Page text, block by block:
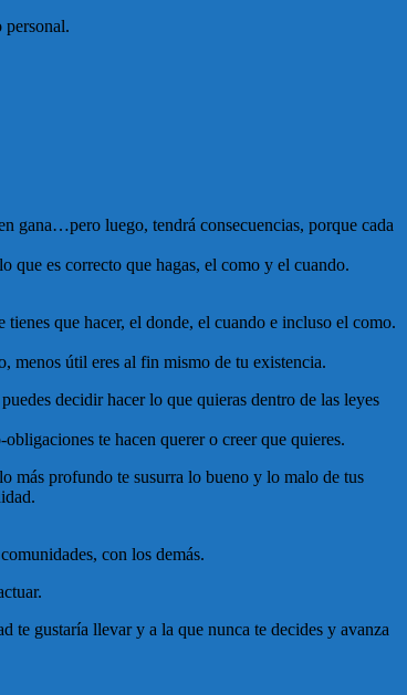
personal.
gana…pero luego, tendrá consecuencias, porque cada
que es correcto que hagas, el como y el cuando.
tienes que hacer, el donde, el cuando e incluso el como.
menos útil eres al fin mismo de tu existencia.
decidir hacer lo que quieras dentro de las leyes
te hacen querer o creer que quieres.
más profundo te susurra lo bueno y lo malo de tus
con los demás.
te gustaría llevar y a la que nunca te decides y avanza